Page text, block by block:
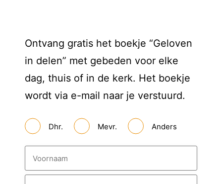
Ontvang gratis het boekje “Geloven
in delen” met gebeden voor elke
dag, thuis of in de kerk. Het boekje
wordt via e-mail naar je verstuurd.
A
a
n
h
Dhr. Mevr. Anders
N
a
m
V